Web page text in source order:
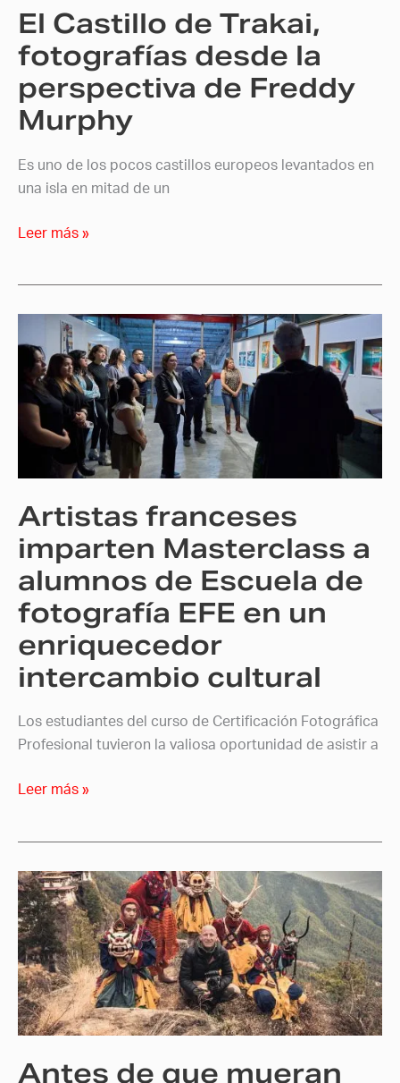
El Castillo de Trakai,
fotografías desde la
perspectiva de Freddy
Murphy
Es uno de los pocos castillos europeos levantados en
una isla en mitad de un
de
Freddy
Murphy
Leer más »
Artistas franceses
imparten Masterclass a
alumnos de Escuela de
fotografía EFE en un
enriquecedor
intercambio cultural
Los estudiantes del curso de Certificación Fotográfica
Profesional tuvieron la valiosa oportunidad de asistir a
Artistas
franceses
imparten
Masterclass
alumnos
de
EFE
en
un
enriquecedor
intercambio
cultural
Leer más »
Antes de que mueran
Antes
de
que
mueran